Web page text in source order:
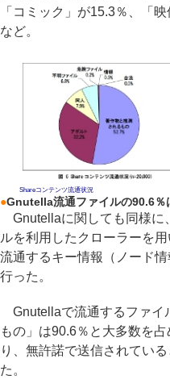
「コミック」が15.3％、「
など。
Shareコンテンツ流通状況
●Gnutella流通ファイルの90.6％
Gnutellaに関しても同様に
ルを利用したクローラーを
流通するキー情報（ノード
行った。
Gnutellaで流通するファイ
もの」は90.6％と大多数を
り、無許諾で送信されてい
た。